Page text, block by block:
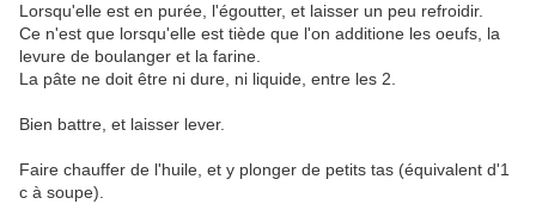
Lorsqu'elle est en purée, l'égoutter, et laisser un peu refroidir.
Ce n'est que lorsqu'elle est tiède que l'on additione les oeufs, la
levure de boulanger et la farine.
La pâte ne doit être ni dure, ni liquide, entre les 2.
Bien battre, et laisser lever.
Faire chauffer de l'huile, et y plonger de petits tas (équivalent d'1
c à soupe).